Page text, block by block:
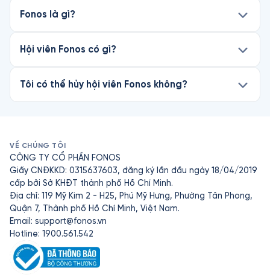
Fonos là gì?
Hội viên Fonos có gì?
Tôi có thể hủy hội viên Fonos không?
VỀ CHÚNG TÔI
CÔNG TY CỔ PHẦN FONOS
Giấy CNĐKKD: 0315637603, đăng ký lần đầu ngày 18/04/2019
cấp bởi Sở KHĐT thành phố Hồ Chí Minh.
Địa chỉ: 119 Mỹ Kim 2 - H25, Phú Mỹ Hưng, Phường Tân Phong,
Quận 7, Thành phố Hồ Chí Minh, Việt Nam.
Email: support@fonos.vn
Hotline: 1900.561.542